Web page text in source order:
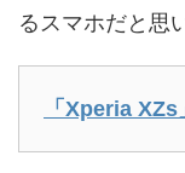
るスマホだと思
「Xperia